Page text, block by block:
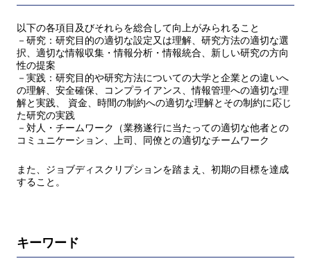
以下の各項目及びそれらを総合して向上がみられること
－研究：研究目的の適切な設定又は理解、研究方法の適切な選
択、適切な情報収集・情報分析・情報統合、新しい研究の方向
性の提案
－実践：研究目的や研究方法についての大学と企業との違いへ
の理解、安全確保、コンプライアンス、情報管理への適切な理
解と実践、 資金、時間の制約への適切な理解とその制約に応じ
た研究の実践
－対人・チームワーク（業務遂行に当たっての適切な他者との
コミュニケーション、上司、同僚との適切なチームワーク
また、ジョブディスクリプションを踏まえ、初期の目標を達成
すること。
キーワード